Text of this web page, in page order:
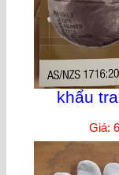
khẩu
Giá: